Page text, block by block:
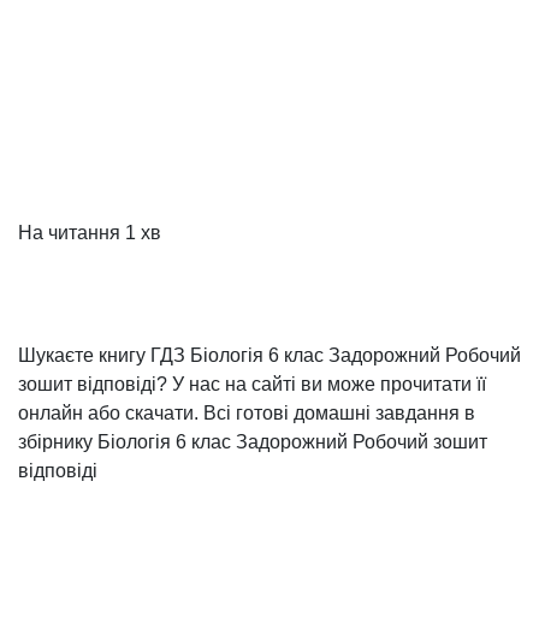
На читання 1 хв
Шукаєте книгу ГДЗ Біологія 6 клас Задорожний Робочий
зошит відповіді? У нас на сайті ви може прочитати її
онлайн або скачати. Всі готові домашні завдання в
збірнику Біологія 6 клас Задорожний Робочий зошит
відповіді